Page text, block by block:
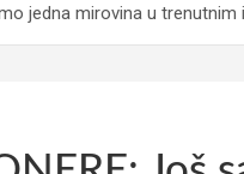
jedna mirovina u trenutnim